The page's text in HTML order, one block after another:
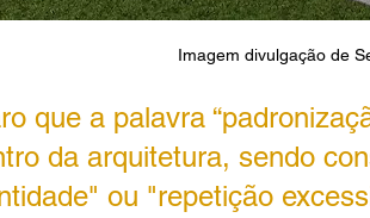
Imagem divulgação de
que a palavra
da arquitetura, sendo
ou "repetição